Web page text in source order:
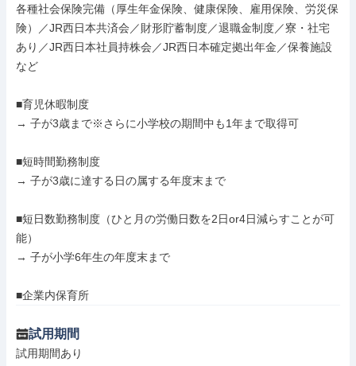
各種社会保険完備（厚生年金保険、健康保険、雇用保険、労災保
険）／JR西日本共済会／財形貯蓄制度／退職金制度／寮・社宅
あり／JR西日本社員持株会／JR西日本確定拠出年金／保養施設
など
■育児休暇制度
→ 子が3歳まで※さらに小学校の期間中も1年まで取得可
■短時間勤務制度
→ 子が3歳に達する日の属する年度末まで
■短日数勤務制度（ひと月の労働日数を2日or4日減らすことが可
能）
→ 子が小学6年生の年度末まで
■企業内保育所
試用期間
試用期間あり